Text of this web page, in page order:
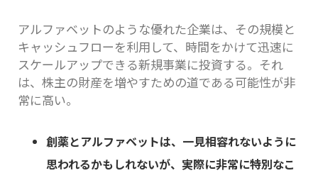
アルファベットのような優れた企業は、その規模と
キャッシュフローを利用して、時間をかけて迅速に
スケールアップできる新規事業に投資する。それ
は、株主の財産を増やすための道である可能性が非
常に高い。
創薬とアルファベットは、一見相容れないように
思われるかもしれないが、実際に非常に特別なこ